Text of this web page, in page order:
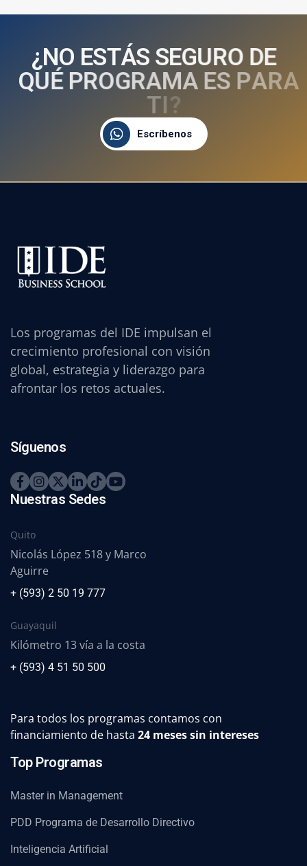
¿NO ESTÁS SEGURO DE
QUÉ PROGRAMA ES PARA
TI?
Escríbenos
Los programas del IDE impulsan el
crecimiento profesional con visión
global, estrategia y liderazgo para
afrontar los retos actuales.
Síguenos
Nuestras Sedes
Quito
Nicolás López 518 y Marco
Aguirre
+ (593) 2 50 19 777
Guayaquil
Kilómetro 13 vía a la costa
+ (593) 4 51 50 500
Para todos los programas contamos con
financiamiento de hasta 24 meses sin intereses
Top Programas
Master in Management
PDD Programa de Desarrollo Directivo
Inteligencia Artificial